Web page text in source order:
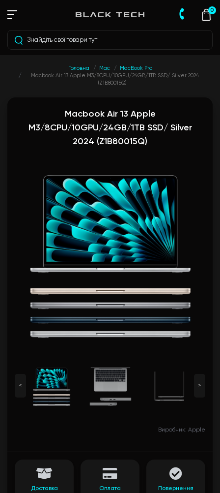
0
Головна Mac
MacBook Pro
Macbook Air 13 Apple M3/8CPU/10GPU/24GB/1TB SSD/ Silver 2024
(Z1B80015Q)
Macbook Air 13 Apple
M3/8CPU/10GPU/24GB/1TB SSD/ Silver
2024 (Z1B80015Q)
Виробник: Apple
< >
Доставка Оплата Повернення